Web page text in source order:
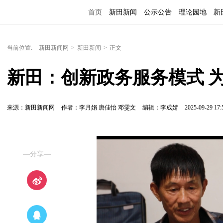
首页 新田新闻 公示公告 理论园地 新
当前位置: 新田新闻网 > 新田新闻 > 正文
新田：创新政务服务模式
来源：新田新闻网 作者：李月娟 唐佳怡 邓雯文 编辑：李成婧 2025-09-29
—分享—